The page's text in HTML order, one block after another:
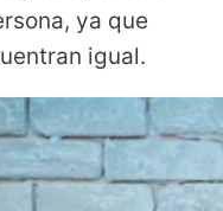
ya que
igual.